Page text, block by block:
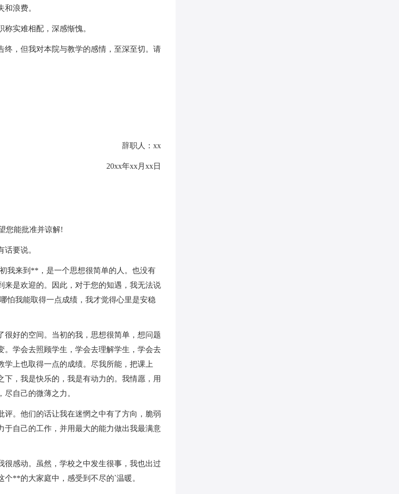
浪费。
实难相配，深感惭愧。
，但我对本院与教学的感情，至深至切。请
辞职人：xx
20xx年xx月xx日
能批准并谅解!
要说。
来到**，是一个思想很简单的人。也没有
来是欢迎的。因此，对于您的知遇，我无法说
怕我能取得一点成绩，我才觉得心里是安稳
好的空间。当初的我，思想很简单，想问题
学会去照顾学生，学会去理解学生，学会去
上也取得一点的成绩。尽我所能，把课上
，我是快乐的，我是有动力的。我情愿，用
自己的微薄之力。
。他们的话让我在迷惘之中有了方向，脆弱
于自己的工作，并用最大的能力做出我最满意
感动。虽然，学校之中发生很事，我也出过
**的大家庭中，感受到不尽的`温暖。